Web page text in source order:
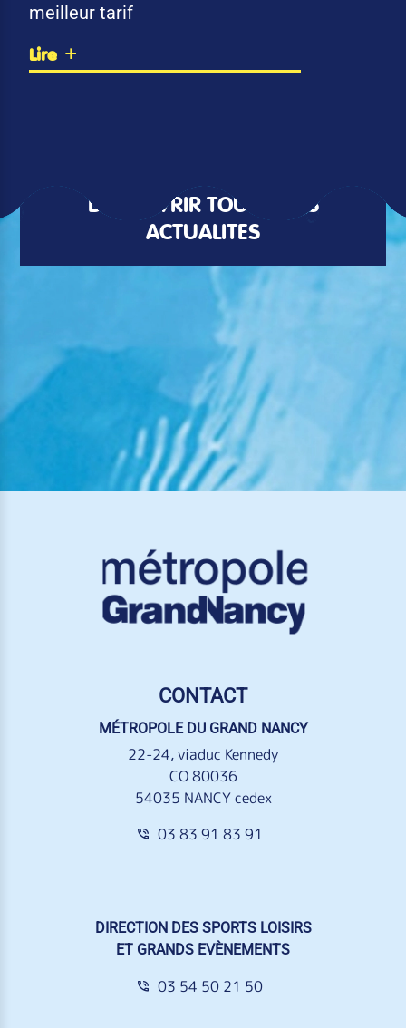
meilleur tarif
Lire
DÉCOUVRIR TOUTES LES
ACTUALITÉS
CONTACT
MÉTROPOLE DU GRAND NANCY
22-24, viaduc Kennedy
CO 80036
54035 NANCY cedex
03 83 91 83 91
DIRECTION DES SPORTS LOISIRS
ET GRANDS EVÈNEMENTS
03 54 50 21 50